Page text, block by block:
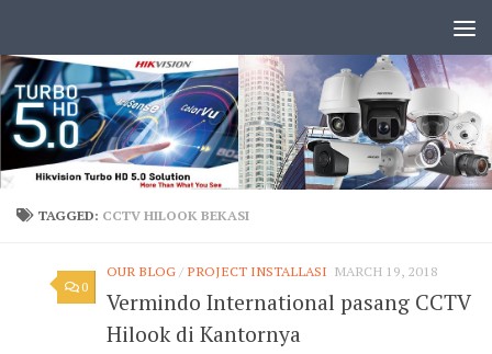
TAGGED: CCTV HILOOK BEKASI
0
OUR BLOG/ PROJECT INSTALLASI MARCH 19, 2018
Vermindo International pasang CCTV
Hilook di Kantornya